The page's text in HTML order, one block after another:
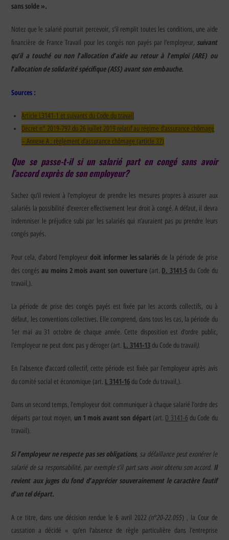
sans solde ».
Notez que le salarié pourrait percevoir, s’il remplit toutes les conditions, une aide
financière de France Travail pour les congés non payés par l’employeur, suivant
qu’il a touché ou non l’allocation d’aide au retour à l’emploi (ARE) ou
l’allocation de solidarité spécifique (ASS) avant son embauche.
Sources :
Article L3141-1 et suivants du Code du travail
Décret n° 2019-797 du 26 juillet 2019 relatif au régime d’assurance chômage
– Annexe A : règlement d’assurance chômage (article 37)
Que se passe-t-il si un salarié part en congé sans avoir
l’accord exprès de son employeur?
Sachez qu’il revient à l’employeur de prendre les mesures propres à assurer aux
salariés la possibilité d’exercer effectivement leur droit à congé. A défaut, il devra
indemniser le préjudice subi par les salariés qui n’auraient pas pu prendre leurs
congés payés.
Pour cela, d’abord l’employeur doit informer les salariés de la période de prise
des congésau moins 2 mois avant son ouverture(art. D. 3141-5 du Code du
travail,).
La période de prise des congés payés est fixée par les accords collectifs, ou à
défaut, les conventions collectives. Elle comprend, dans tous les cas, la période du
1er mai au 31 octobre de chaque année. Cette disposition est d’ordre public,
l’employeur ne peut donc pas y déroger (art. L. 3141-13 du Code du travail ).
En l’absence d’accord collectif, cette période est fixée par l’employeur après avis
du comité social et économique (art. L 3141-16 du Code du travail,).
Dans un second temps, l’employeur doit communiquer à chaque salarié l’ordre des
départs par tout moyen, un 1 mois avant son départ (art. D 3141-6 du Code du
travail).
Si l’employeur ne respecte pas ses obligations , sa défaillance peut exonérer le
salarié de sa responsabilité, par exemple s’il part sans avoir obtenu son accord. Il
revient aux juges du fond d’apprécier souverainement le caractère fautif
d’un tel départ.
A ce titre, dans une décision rendue le 6 avril 2022(n°20-22.055) , la Cour de
cassation a décidé « qu’en l’absence de règle particulière dans l’entreprise